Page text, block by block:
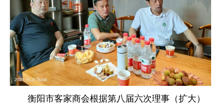
衡阳市客家商会根据第八届六次理事（扩大）